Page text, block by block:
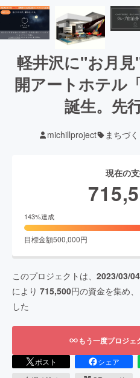
軽井沢に"お月
開アートホテル
誕生。先
michillproject まちづ
現在の
143%達成
目標金額500,000円
このプロジェクトは、 2023/03/04
により 715,500円の資金を集め、
した
もう一度プロジ
ポスト シェア